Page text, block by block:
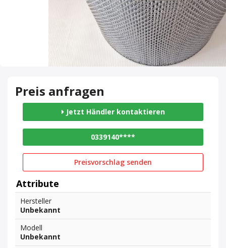
Preis anfragen
Jetzt Händler kontaktieren
0339140****
Preisvorschlag senden
Attribute
Hersteller
Unbekannt
Modell
Unbekannt